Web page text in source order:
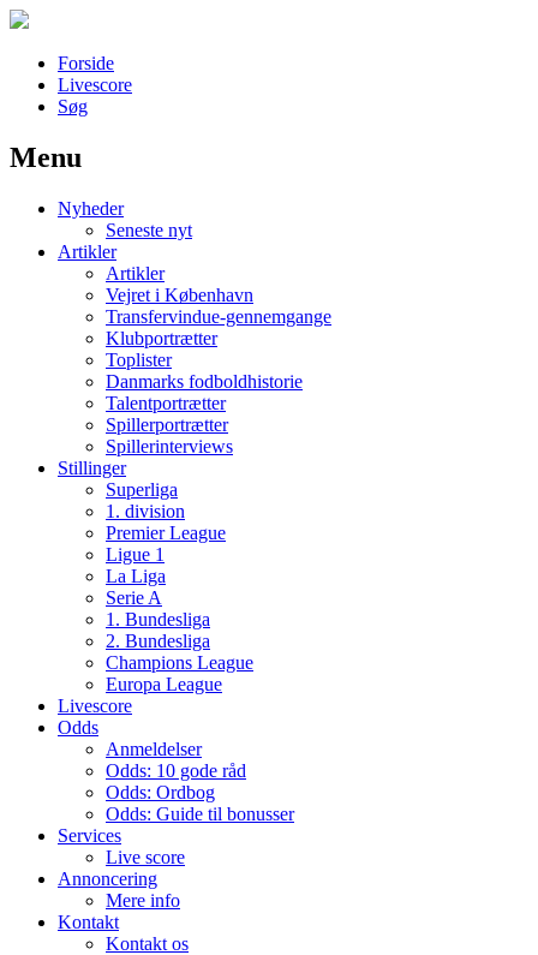
Forside
Livescore
Søg
Наши партнеры
лучшие займы
Menu
Nyheder
Seneste nyt
Artikler
Artikler
Vejret i København
Transfervindue-gennemgange
Klubportrætter
Toplister
Danmarks fodboldhistorie
Talentportrætter
Spillerportrætter
Spillerinterviews
Stillinger
Superliga
1. division
Premier League
Ligue 1
La Liga
Serie A
1. Bundesliga
2. Bundesliga
Champions League
Europa League
Livescore
Odds
Anmeldelser
Odds: 10 gode råd
Odds: Ordbog
Odds: Guide til bonusser
Services
Live score
Annoncering
Mere info
Kontakt
Kontakt os